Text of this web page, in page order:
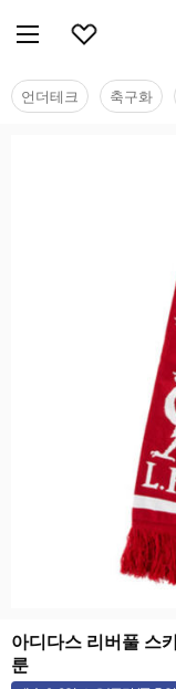
언더테크 축구화
아디다스 리버풀 스
룬